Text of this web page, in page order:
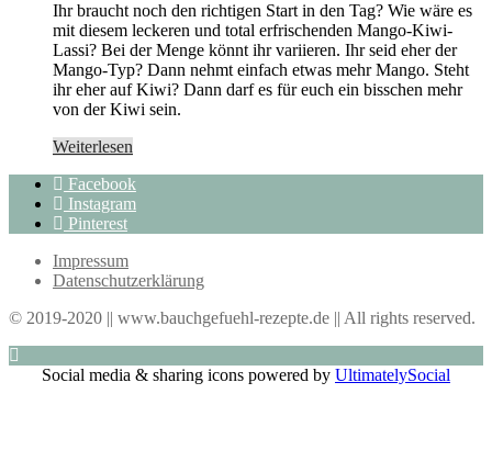
Ihr braucht noch den richtigen Start in den Tag? Wie wäre es
mit diesem leckeren und total erfrischenden Mango-Kiwi-
Lassi? Bei der Menge könnt ihr variieren. Ihr seid eher der
Mango-Typ? Dann nehmt einfach etwas mehr Mango. Steht
ihr eher auf Kiwi? Dann darf es für euch ein bisschen mehr
von der Kiwi sein.
Weiterlesen
Facebook
Instagram
Pinterest
Impressum
Datenschutzerklärung
© 2019-2020 || www.bauchgefuehl-rezepte.de || All rights reserved.
Social media & sharing icons powered by UltimatelySocial